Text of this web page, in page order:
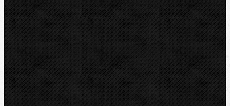
Lipová 7
CZ-763 26 LUHAČOVICE
Telefon obj.:
602 719 020
Telefon fakt.:
608 719 020
E-mail:
nipo@nipo.cz
Platební brána GOPAY